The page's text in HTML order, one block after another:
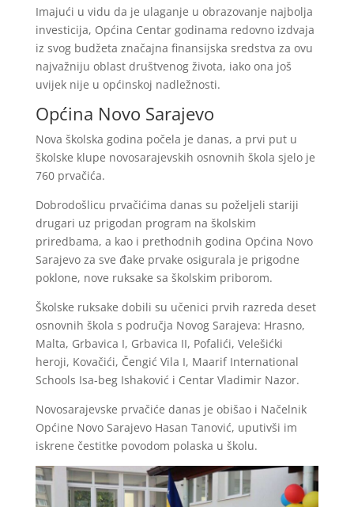
Imajući u vidu da je ulaganje u obrazovanje najbolja
investicija, Općina Centar godinama redovno izdvaja
iz svog budžeta značajna finansijska sredstva za ovu
najvažniju oblast društvenog života, iako ona još
uvijek nije u općinskoj nadležnosti.
Općina Novo Sarajevo
Nova školska godina počela je danas, a prvi put u
školske klupe novosarajevskih osnovnih škola sjelo je
760 prvačića.
Dobrodošlicu prvačićima danas su poželjeli stariji
drugari uz prigodan program na školskim
priredbama, a kao i prethodnih godina Općina Novo
Sarajevo za sve đake prvake osigurala je prigodne
poklone, nove ruksake sa školskim priborom.
Školske ruksake dobili su učenici prvih razreda deset
osnovnih škola s područja Novog Sarajeva: Hrasno,
Malta, Grbavica I, Grbavica II, Pofalići, Velešićki
heroji, Kovačići, Čengić Vila I, Maarif International
Schools Isa-beg Ishaković i Centar Vladimir Nazor.
Novosarajevske prvačiće danas je obišao i Načelnik
Općine Novo Sarajevo Hasan Tanović, uputivši im
iskrene čestitke povodom polaska u školu.